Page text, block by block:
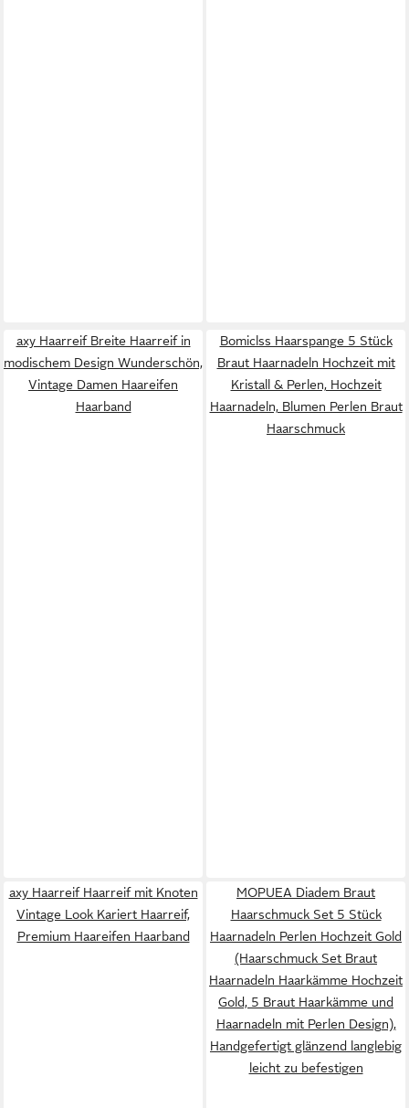
axy Haarreif Breite Haarreif in
modischem Design Wunderschön,
Vintage Damen Haareifen
Haarband
Bomiclss Haarspange 5 Stück
Braut Haarnadeln Hochzeit mit
Kristall & Perlen, Hochzeit
Haarnadeln, Blumen Perlen Braut
Haarschmuck
axy Haarreif Haarreif mit Knoten
Vintage Look Kariert Haarreif,
Premium Haareifen Haarband
MOPUEA Diadem Braut
Haarschmuck Set 5 Stück
Haarnadeln Perlen Hochzeit Gold
(Haarschmuck Set Braut
Haarnadeln Haarkämme Hochzeit
Gold, 5 Braut Haarkämme und
Haarnadeln mit Perlen Design),
Handgefertigt glänzend langlebig
leicht zu befestigen